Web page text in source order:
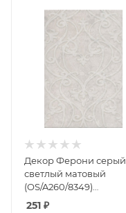
Декор Ферони серый
светлый матовый
(OS/A260/8349)
20x30x0.69 от Kerama
251 ₽